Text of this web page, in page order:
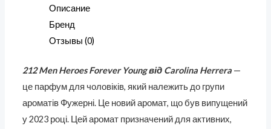
Описание
Бренд
Отзывы (0)
212 Men Heroes Forever Young від Carolina Herrera —
це парфум для чоловіків, який належить до групи
ароматів Фужерні. Це новий аромат, що був випущений
у 2023 році. Цей аромат призначений для активних,